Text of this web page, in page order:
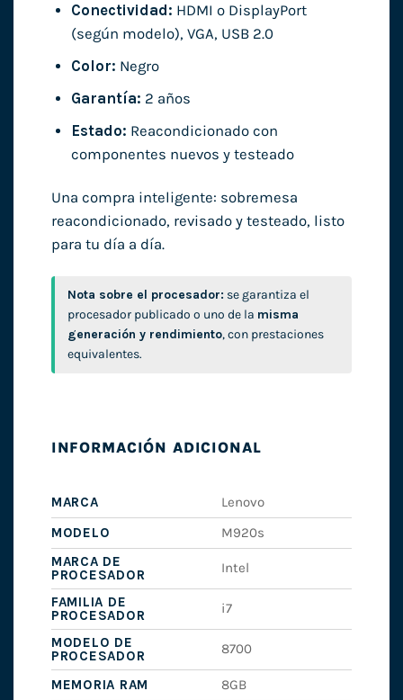
Conectividad: HDMI o DisplayPort
(según modelo), VGA, USB 2.0
Color: Negro
Garantía: 2 años
Estado: Reacondicionado con
componentes nuevos y testeado
Una compra inteligente: sobremesa
reacondicionado, revisado y testeado, listo
para tu día a día.
Nota sobre el procesador: se garantiza el
procesador publicado o uno de la misma
generación y rendimiento, con prestaciones
equivalentes.
INFORMACIÓN ADICIONAL
MARCA
Lenovo
MODELO
M920s
MARCA DE
PROCESADOR
Intel
FAMILIA DE
PROCESADOR
i7
MODELO DE
PROCESADOR
8700
MEMORIA RAM
8GB